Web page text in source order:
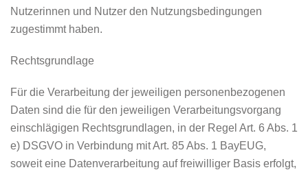
Nutzerinnen und Nutzer den Nutzungsbedingungen
zugestimmt haben.
Rechtsgrundlage
Für die Verarbeitung der jeweiligen personenbezogenen
Daten sind die für den jeweiligen Verarbeitungsvorgang
einschlägigen Rechtsgrundlagen, in der Regel Art. 6 Abs. 1
e) DSGVO in Verbindung mit Art. 85 Abs. 1 BayEUG,
soweit eine Datenverarbeitung auf freiwilliger Basis erfolgt,